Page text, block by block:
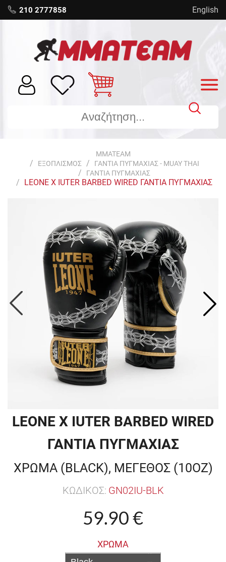
210 2777858 English
MMATEAM
ΕΞΟΠΛΙΣΜΟΣ
ΓΑΝΤΙΑ ΠΥΓΜΑΧΙΑΣ - MUAY THAI
ΓΑΝΤΙΑ ΠΥΓΜΑΧΙΑΣ
LEONE X IUTER BARBED WIRED ΓΑΝΤΙΑ ΠΥΓΜΑΧΙΑΣ
LEONE X IUTER BARBED WIRED
ΓΑΝΤΙΑ ΠΥΓΜΑΧΙΑΣ
ΧΡΩΜΑ (BLACK), ΜΕΓΕΘΟΣ (10OZ)
ΚΩΔΙΚΟΣ: GN02IU-BLK
59.90 €
ΧΡΩΜΑ